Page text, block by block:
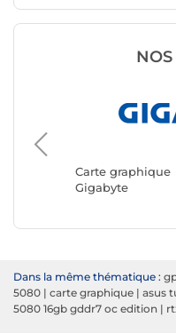
Carte graphique
Gigabyte
Dans la même thématique :
5080 | carte graphique | asus
5080 16gb gddr7 oc edition |